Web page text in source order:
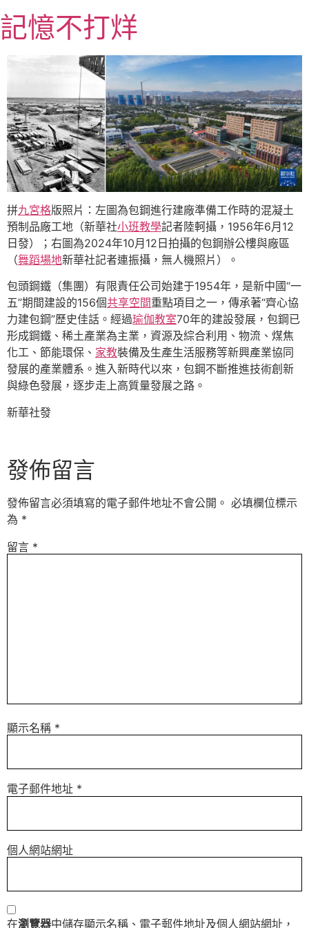
至
主
記憶不打烊
拼九宮格版照片：左圖為包鋼進行建廠準備工作時的混凝土
預制品廠工地（新華社小班教學記者陸軻攝，1956年6月12
日發）；右圖為2024年10月12日拍攝的包鋼辦公樓與廠區
（舞蹈場地新華社記者連振攝，無人機照片）。
包頭鋼鐵（集團）有限責任公司始建于1954年，是新中國“一
五”期間建設的156個共享空間重點項目之一，傳承著“齊心協
力建包鋼”歷史佳話。經過瑜伽教室70年的建設發展，包鋼已
形成鋼鐵、稀土產業為主業，資源及綜合利用、物流、煤焦
化工、節能環保、 家教裝備及生產生活服務等新興產業協同
發展的產業體系。進入新時代以來，包鋼不斷推進技術創新
與綠色發展，逐步走上高質量發展之路。
新華社發
發佈留言
發佈留言必須填寫的電子郵件地址不會公開。 必填欄位標示
為 *
留言 *
顯示名稱 *
電子郵件地址 *
個人網站網址
在瀏覽器中儲存顯示名稱、電子郵件地址及個人網站網址，